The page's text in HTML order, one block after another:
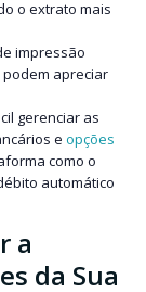
o extrato mais
impressão
podem apreciar
gerenciar as
eopções
como o
automático
a
da Sua